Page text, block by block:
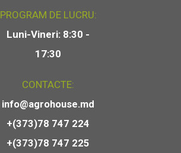
PROGRAM DE LUCRU:
Luni-Vineri: 8:30 -
17:30
CONTACTE:
info@agrohouse.md
+(373)78 747 224
+(373)78 747 225